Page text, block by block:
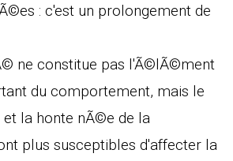
: c'est un prolongement de
ne constitue pas l'Ã©lÃ©ment
du comportement, mais le
la honte nÃ©e de la
plus susceptibles d'affecter la